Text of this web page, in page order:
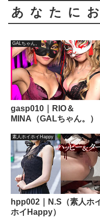
あなたに
GALちゃん。
gasp010｜RIO＆
MINA（GALちゃん。）
素人ホイホイHappy
hpp002｜N.S（素人ホ
ホイHappy）